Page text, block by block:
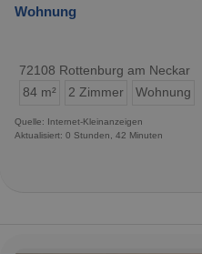
Wohnung
72108 Rottenburg am Neckar
84 m²
2 Zimmer Wohnung
Quelle: Internet-Kleinanzeigen
Aktualisiert: 0 Stunden, 42 Minuten